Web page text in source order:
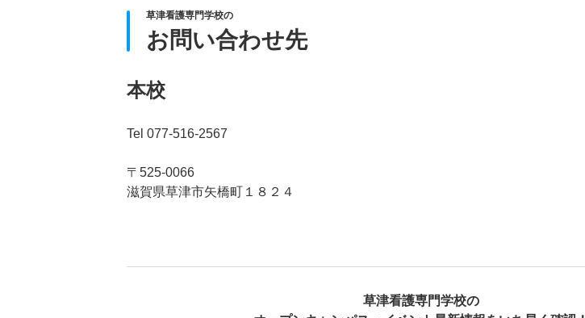
草津看護専門学校の
お問い合わせ先
本校
Tel 077-516-2567
〒525-0066
滋賀県草津市矢橋町１８２４
草津看護専門学校の